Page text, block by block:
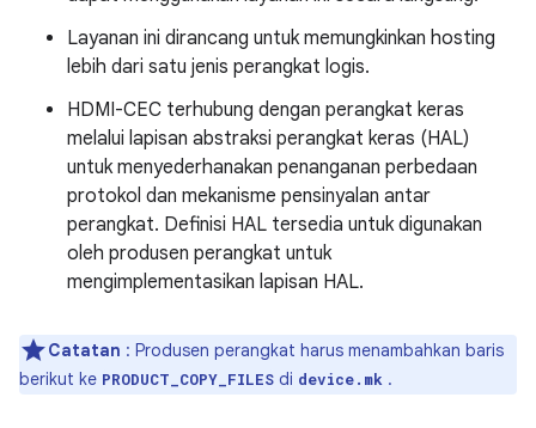
Layanan ini dirancang untuk memungkinkan hosting
lebih dari satu jenis perangkat logis.
HDMI-CEC terhubung dengan perangkat keras
melalui lapisan abstraksi perangkat keras (HAL)
untuk menyederhanakan penanganan perbedaan
protokol dan mekanisme pensinyalan antar
perangkat. Definisi HAL tersedia untuk digunakan
oleh produsen perangkat untuk
mengimplementasikan lapisan HAL.
Catatan : Produsen perangkat harus menambahkan baris
berikut ke PRODUCT_COPY_FILES di device.mk .